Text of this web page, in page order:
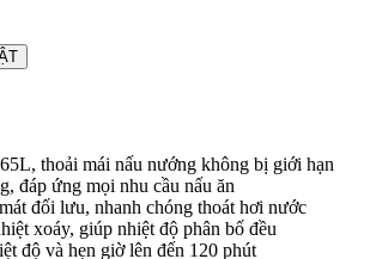
thoải mái nấu nướng không bị giới hạn
đáp ứng mọi nhu cầu nấu ăn
đối lưu, nhanh chóng thoát hơi nước
xoáy, giúp nhiệt độ phân bố đều
độ và hẹn giờ lên đến 120 phút